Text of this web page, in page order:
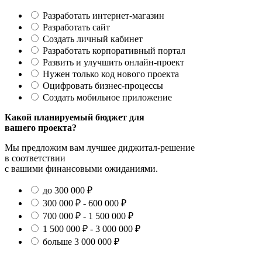
Разработать интернет-магазин
Разработать сайт
Создать личный кабинет
Разработать корпоративный портал
Развить и улучшить онлайн-проект
Нужен только код нового проекта
Оцифровать бизнес-процессы
Создать мобильное приложение
Какой планируемый бюджет для
вашего проекта?
Мы предложим вам лучшее диджитал-решение
в соответствии
с вашими финансовыми ожиданиями.
до 300 000 ₽
300 000 ₽ - 600 000 ₽
700 000 ₽ - 1 500 000 ₽
1 500 000 ₽ - 3 000 000 ₽
больше 3 000 000 ₽